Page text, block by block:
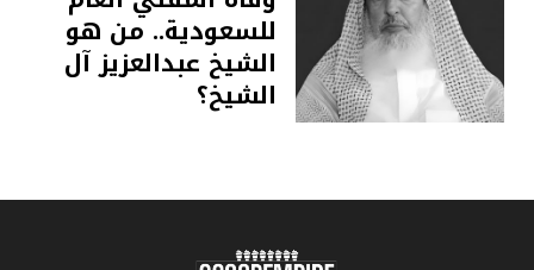
للسعودية.. من هو
الشيخ عبدالعزيز آل
الشيخ؟